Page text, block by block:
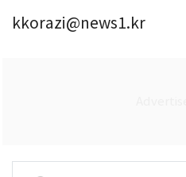
kkorazi@news1.kr